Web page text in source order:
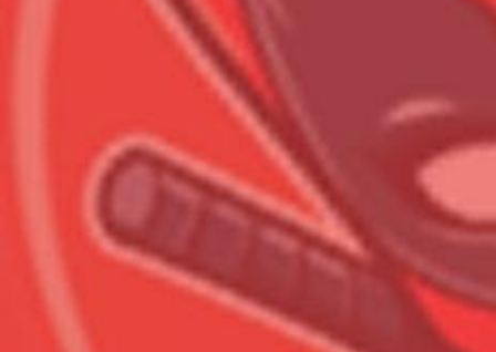
Всего позиций в корзине
Всего товара в корзине
Сумма к оплате (без